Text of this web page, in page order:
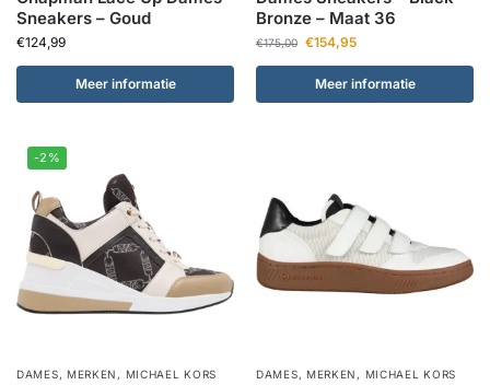
Sneakers – Goud
€124,99
Meer informatie
Bronze – Maat 36
€175,00 €154,95
Meer informatie
-2%
DAMES, MERKEN , MICHAEL KORS DAMES, MERKEN , MICHAEL KORS